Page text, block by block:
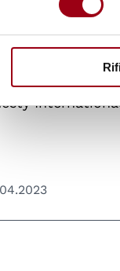
proporre
la
gli attivisti e